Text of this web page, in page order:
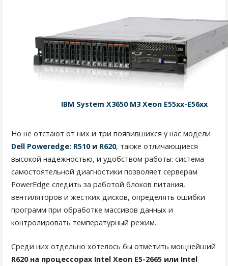
IBM System X3650 M3 Xeon E55xx-E56xx
Но не отстают от них и три появившихся у нас модели
Dell Poweredge: R510и R620, также отличающиеся
высокой надежностью, и удобством работы: система
самостоятельной диагностики позволяет серверам
PowerEdge следить за работой блоков питания,
вентиляторов и жестких дисков, определять ошибки
программ при обработке массивов данных и
контролировать температурный режим.
Среди них отдельно хотелось бы отметить мощнейший
R620 на процессорах Intel Xeon E5-2665 или Intel